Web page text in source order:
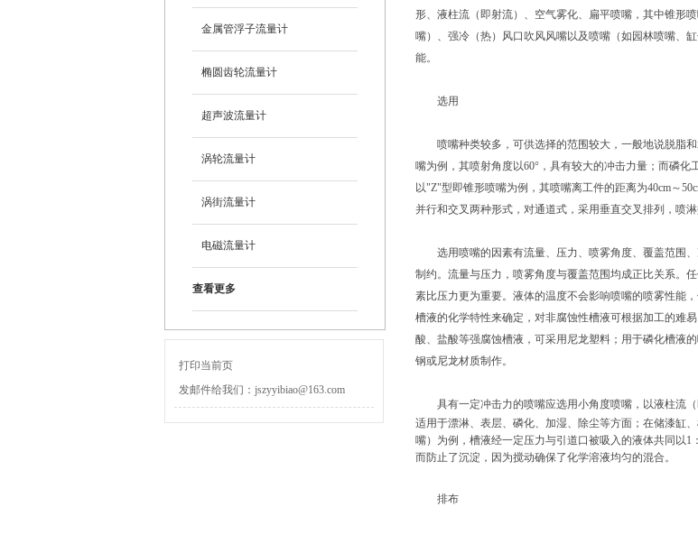
金属管浮子流量计
椭圆齿轮流量计
超声波流量计
涡轮流量计
涡街流量计
电磁流量计
查看更多
打印当前页
发邮件给我们：jszyyibiao@163.com
形、液柱流（即射流）、空气雾化、扁平喷嘴，其中锥形
嘴）、强冷（热）风口吹风风嘴以及喷嘴（如园林喷嘴、
能。
选用
喷嘴种类较多，可供选择的范围较大，一般地说脱脂和
嘴为例，其喷射角度以60°，具有较大的冲击力量；而磷
以"Z"型即锥形喷嘴为例，其喷嘴离工件的距离为40cm～
并行和交叉两种形式，对通道式，采用垂直交叉排列，喷淋
选用喷嘴的因素有流量、压力、喷雾角度、覆盖范围、
制约。流量与压力，喷雾角度与覆盖范围均成正比关系。
素比压力更为重要。液体的温度不会影响喷嘴的喷雾性能
槽液的化学特性来确定，对非腐蚀性槽液可根据加工的难
酸、盐酸等强腐蚀槽液，可采用尼龙塑料；用于磷化槽液
钢或尼龙材质制作。
具有一定冲击力的喷嘴应选用小角度喷嘴，以液柱流（
适用于漂淋、表层、磷化、加湿、除尘等方面；在储漆缸
嘴）为例，槽液经一定压力与引道口被吸入的液体共同以
而防止了沉淀，因为搅动确保了化学溶液均匀的混合。
排布